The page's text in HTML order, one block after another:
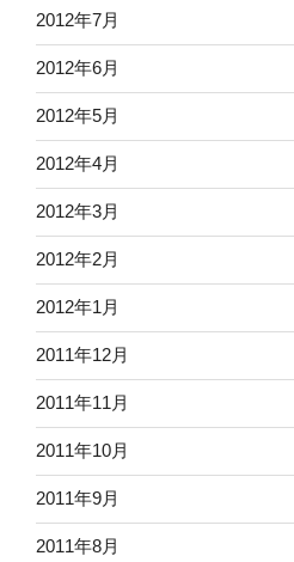
2012年7月
2012年6月
2012年5月
2012年4月
2012年3月
2012年2月
2012年1月
2011年12月
2011年11月
2011年10月
2011年9月
2011年8月